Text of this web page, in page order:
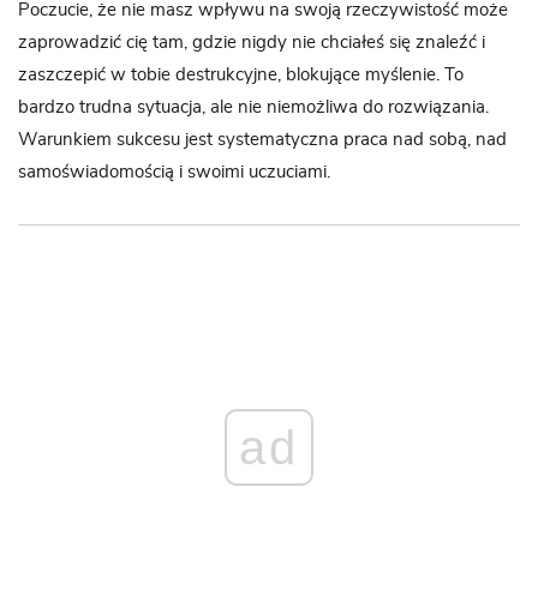
Poczucie, że nie masz wpływu na swoją rzeczywistość może
zaprowadzić cię tam, gdzie nigdy nie chciałeś się znaleźć i
zaszczepić w tobie destrukcyjne, blokujące myślenie. To
bardzo trudna sytuacja, ale nie niemożliwa do rozwiązania.
Warunkiem sukcesu jest systematyczna praca nad sobą, nad
samoświadomością i swoimi uczuciami.
ad